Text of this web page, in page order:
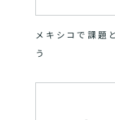
メキシコで課題
う